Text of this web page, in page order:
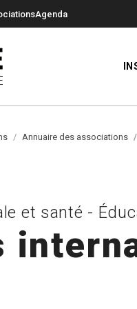
Agenda
Annuaire des associations
et santé -